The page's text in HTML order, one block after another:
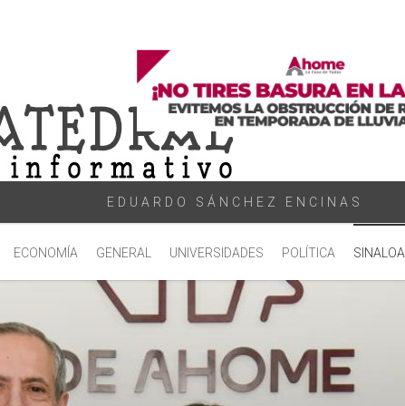
EDUARDO SÁNCHEZ ENCINAS
ECONOMÍA GENERAL UNIVERSIDADES POLÍTICA SINALOA